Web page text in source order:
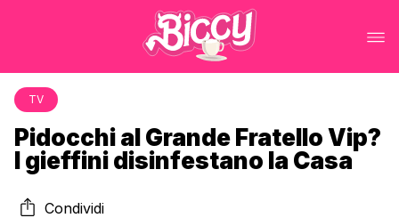
TV
Pidocchi al Grande Fratello Vip?
I gieffini disinfestano la Casa
Condividi